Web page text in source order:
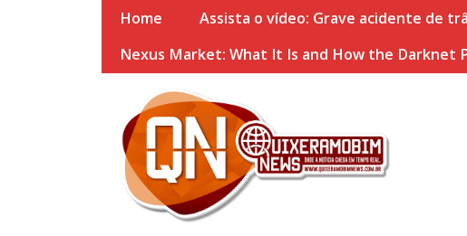
Home Assista o vídeo: Grave acidente de
Nexus Market: What It Is and How the Darknet